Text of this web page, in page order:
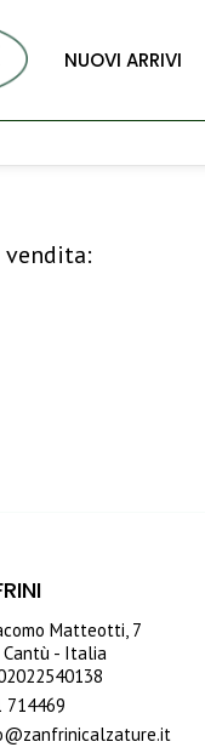
NUOVI ARRIVI
Matteotti, 7
Cantù - Italia
714469